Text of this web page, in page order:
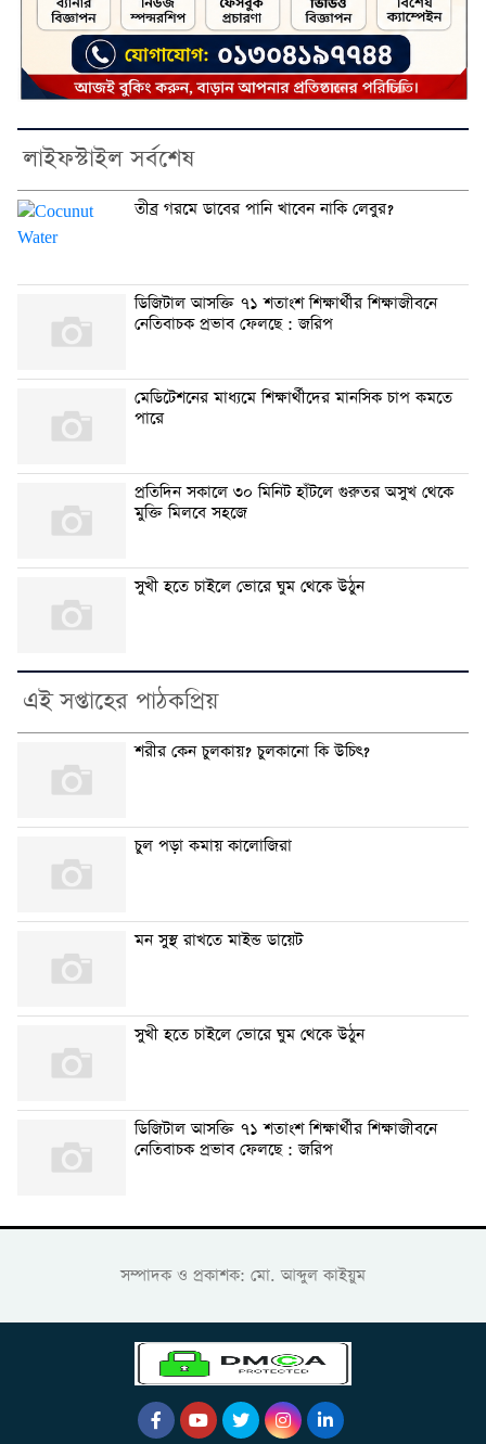
লাইফস্টাইল সর্বশেষ
তীব্র গরমে ডাবের পানি খাবেন নাকি লেবুর?
ডিজিটাল আসক্তি ৭১ শতাংশ শিক্ষার্থীর শিক্ষাজীবনে
নেতিবাচক প্রভাব ফেলছে : জরিপ
মেডিটেশনের মাধ্যমে শিক্ষার্থীদের মানসিক চাপ কমতে
পারে
প্রতিদিন সকালে ৩০ মিনিট হাঁটলে গুরুতর অসুখ থেকে
মুক্তি মিলবে সহজে
সুখী হতে চাইলে ভোরে ঘুম থেকে উঠুন
এই সপ্তাহের পাঠকপ্রিয়
শরীর কেন চুলকায়? চুলকানো কি উচিৎ?
চুল পড়া কমায় কালোজিরা
মন সুস্থ রাখতে মাইন্ড ডায়েট
সুখী হতে চাইলে ভোরে ঘুম থেকে উঠুন
ডিজিটাল আসক্তি ৭১ শতাংশ শিক্ষার্থীর শিক্ষাজীবনে
নেতিবাচক প্রভাব ফেলছে : জরিপ
সম্পাদক ও প্রকাশক: মো. আব্দুল কাইয়ুম